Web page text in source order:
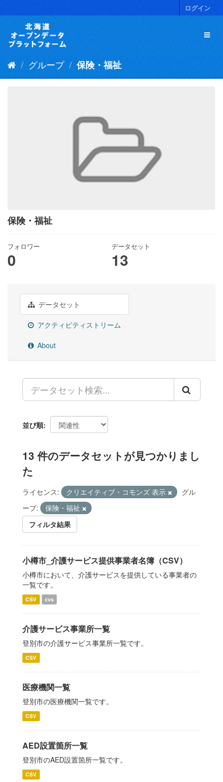
キ
ログイン
グループ 保険・福祉
保険・福祉
フォロワー
0
データセット
13
データセット
アクティビティストリーム
About
並び順
13 件のデータセットが見つかりまし
た
ライセンス: クリエイティブ・コモンズ 表示
グル
ープ:
保険・福祉
フィルタ結果
小樽市_介護サービス提供事業者名簿（CSV）
小樽市において、介護サービスを提供している事業者の
一覧です。
CSV cvs
介護サービス事業所一覧
登別市の介護サービス事業所一覧です。
CSV
医療機関一覧
登別市の医療機関一覧です。
CSV
AED設置箇所一覧
登別市のAED設置箇所一覧です。
CSV